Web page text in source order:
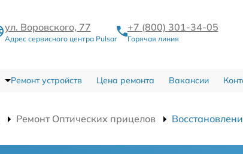
ул. Воровского, 77
Адрес сервисного центра Pulsar
+7 (800) 301-34-05
Горячая линия
Ремонт устройств Цена ремонта Вакансии
Ремонт Оптических прицелов